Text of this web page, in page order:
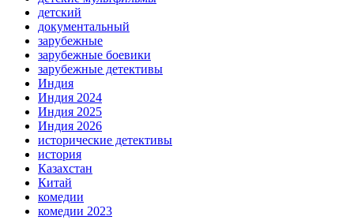
детский
документальный
зарубежные
зарубежные боевики
зарубежные детективы
Индия
Индия 2024
Индия 2025
Индия 2026
исторические детективы
история
Казахстан
Китай
комедии
комедии 2023